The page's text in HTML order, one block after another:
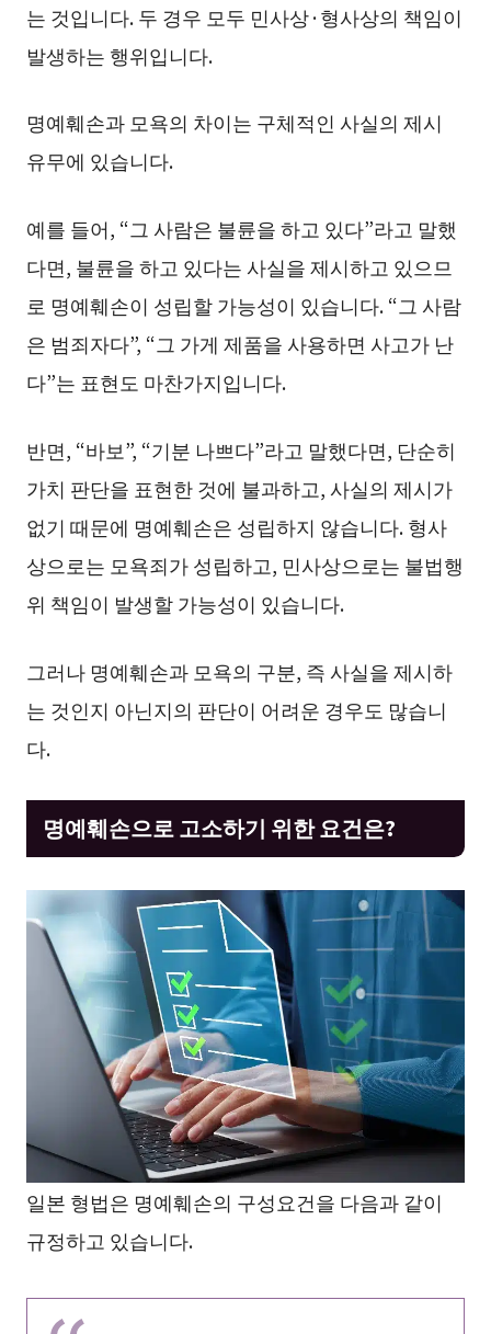
는 것입니다. 두 경우 모두 민사상·형사상의 책임이
발생하는 행위입니다.
명예훼손과 모욕의 차이는 구체적인 사실의 제시
유무에 있습니다.
예를 들어, “그 사람은 불륜을 하고 있다”라고 말했
다면, 불륜을 하고 있다는 사실을 제시하고 있으므
로 명예훼손이 성립할 가능성이 있습니다. “그 사람
은 범죄자다”, “그 가게 제품을 사용하면 사고가 난
다”는 표현도 마찬가지입니다.
반면, “바보”, “기분 나쁘다”라고 말했다면, 단순히
가치 판단을 표현한 것에 불과하고, 사실의 제시가
없기 때문에 명예훼손은 성립하지 않습니다. 형사
상으로는 모욕죄가 성립하고, 민사상으로는 불법행
위 책임이 발생할 가능성이 있습니다.
그러나 명예훼손과 모욕의 구분, 즉 사실을 제시하
는 것인지 아닌지의 판단이 어려운 경우도 많습니
다.
명예훼손으로 고소하기 위한 요건은?
일본 형법은 명예훼손의 구성요건을 다음과 같이
규정하고 있습니다.